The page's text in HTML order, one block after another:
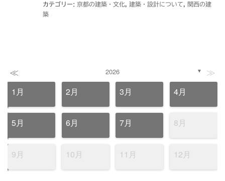
カテゴリー: 京都の建築・文化 建築・設計について
関西の建
築
≪ 2026 ▼ ≫
1月 2月 3月 4月
5月 6月 7月 8月
9月 10月 11月 12月